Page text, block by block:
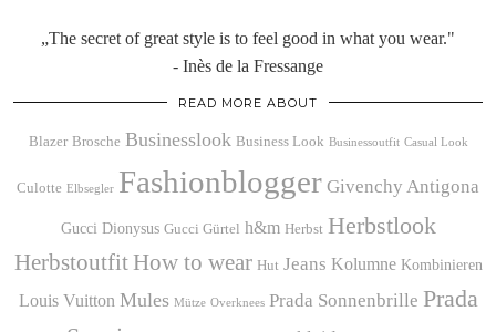
„The secret of great style is to feel good in what you wear."
- Inès de la Fressange
READ MORE ABOUT
Blazer Brosche Businesslook Business Look Businessoutfit Casual Look
Culotte Elbsegler Fashionblogger Givenchy Antigona
Gucci Dionysus Gucci Gürtel h&m Herbst Herbstlook
Herbstoutfit How to wear Hut Jeans Kolumne Kombinieren
Louis Vuitton Mules Mütze Overknees Prada Sonnenbrille Prada